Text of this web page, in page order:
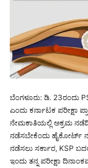
ಬೆಂಗಳೂರು: ಡಿ. 23ರಂದು
ಎಂದು ಕರ್ನಾಟಕ ಪರೀಕ್ಷಾ
ನೇಮಕಾತಿಯಲ್ಲಿ ಅಕ್ರಮ
ನಡೆಸಬೇಕೆಂದು ಹೈಕೋರ್ಟ್
ನಡೆಸಲು ಸರ್ಕಾರ, KSP
ಇಂದು ತನ್ನ ಪರೀಕ್ಷಾ